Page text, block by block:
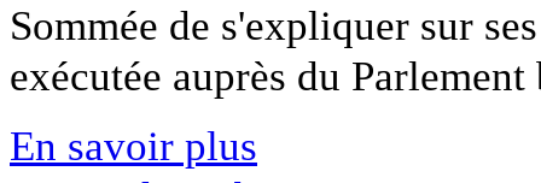
Sommée de s'expliquer sur
exécutée auprès du
En savoir plus